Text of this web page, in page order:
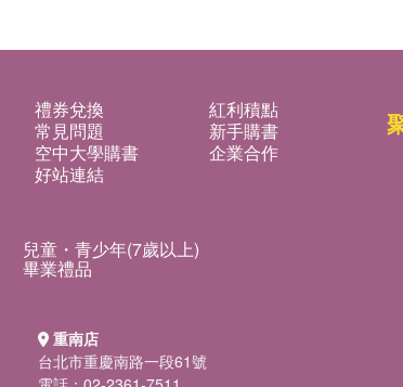
禮券兌換
紅利積點
常見問題
新手購書
空中大學購書
企業合作
好站連結
兒童・青少年(7歲以上)
畢業禮品
重南店
台北市重慶南路一段61號